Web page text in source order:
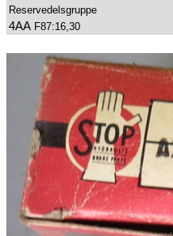
Reservedelsgruppe
4AA F87:16,30